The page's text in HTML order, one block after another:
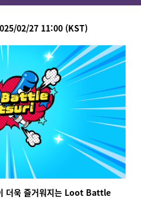
02/27 11:00 (KST)
더욱 즐거워지는 Loot Battle